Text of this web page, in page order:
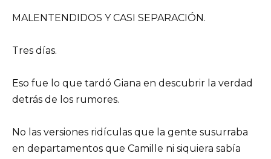
MALENTENDIDOS Y CASI SEPARACIÓN.
Tres días.
Eso fue lo que tardó Giana en descubrir la verdad
detrás de los rumores.
No las versiones ridículas que la gente susurraba
en departamentos que Camille ni siquiera sabía